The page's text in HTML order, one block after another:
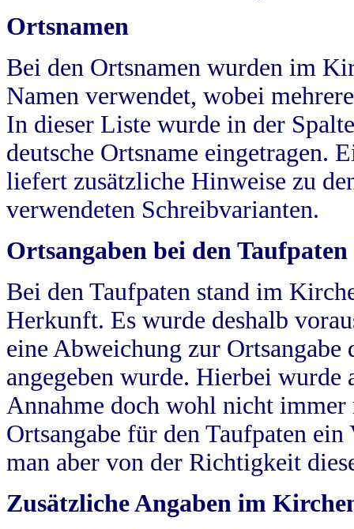
Ortsnamen
Bei den Ortsnamen wurden im
Namen verwendet, wobei
In dieser Liste wurde in der
deutsche Ortsname eingetragen.
liefert zusätzliche Hinweise zu
verwendeten Schreibvarianten.
Ortsangaben bei den Taufpaten
Bei den Taufpaten stand im
Herkunft. Es wurde deshalb
eine Abweichung zur
angegeben wurde. Hierbei wurde
Annahme doch wohl nicht
Ortsangabe für den Taufpaten
man aber von der Richtigkeit
Zusätzliche Angaben im